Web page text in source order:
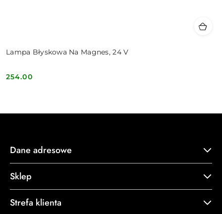
Lampa Błyskowa Na Magnes, 24 V
Cena:
254.00
Dane adresowe
Sklep
Strefa klienta